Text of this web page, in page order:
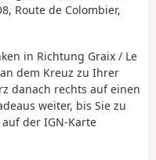
Route de Colombier,
in Richtung Graix / Le
dem Kreuz zu Ihrer
danach rechts auf einen
weiter, bis Sie zu
der IGN-Karte